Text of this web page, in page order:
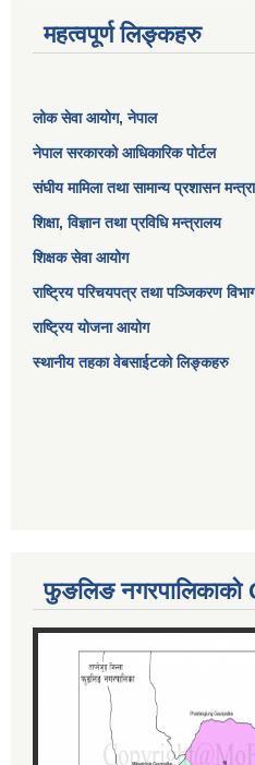
महत्वपूर्ण लिङ्कहरु
लोक सेवा आयोग, नेपाल
नेपाल सरकारको आधिकारिक पोर्टल
संघीय मामिला तथा सामान्य प्रशासन
शिक्षा, विज्ञान तथा प्रविधि मन्त्रालय
शिक्षक सेवा आयोग
राष्ट्रिय परिचयपत्र तथा पञ्जिकरण
राष्ट्रिय योजना आयोग
स्थानीय तहका वेबसाईटको लिङ्कहरु
फुङलिङ नगरपालिकाको